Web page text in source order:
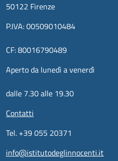
50122 Firenze
P.IVA: 00509010484
CF: 80016790489
Aperto da lunedì a venerdì
dalle 7.30 alle 19.30
Contatti
Tel. +39 055 20371
info@istitutodeglinnocenti.it